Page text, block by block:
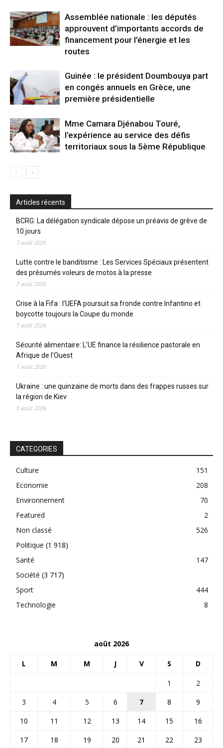
Assemblée nationale : les députés
approuvent d’importants accords de
financement pour l’énergie et les
routes
Guinée : le président Doumbouya part
en congés annuels en Grèce, une
première présidentielle
Mme Camara Djénabou Touré,
l’expérience au service des défis
territoriaux sous la 5ème République
Articles récents
BCRG: La délégation syndicale dépose un préavis de grève de
10 jours
7 août 2026
Lutte contre le banditisme : Les Services Spéciaux présentent
des présumés voleurs de motos à la presse
7 août 2026
Crise à la Fifa : l’UEFA poursuit sa fronde contre Infantino et
boycotte toujours la Coupe du monde
7 août 2026
Sécurité alimentaire: L’UE finance la résilience pastorale en
Afrique de l’Ouest
7 août 2026
Ukraine : une quinzaine de morts dans des frappes russes sur
la région de Kiev
5 août 2026
CATEGORIES
Culture
151
Economie
208
Environnement
70
Featured
2
Non classé
526
Politique (1 918)
Santé
147
Société (3 717)
Sport
444
Technologie
8
août 2026
L M M J V S D
1
2
3
4 5 6 7 8
9
10
11 12 13 14 15
16
17
18 19 20 21 22
23